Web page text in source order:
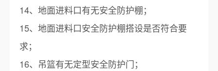
14、地面进料口有无安全防护棚；
15、地面进料口安全防护棚搭设是否符合要
求；
16、吊篮有无定型安全防护门；